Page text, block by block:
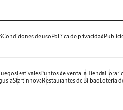
Condiciones de uso Política de privacidad
FestivalesPuntos de venta La Tienda
Startinnova Restaurantes de Bilbao Lotería